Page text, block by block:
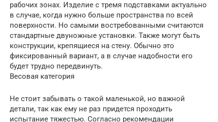
рабочих зонах. Изделие с тремя подставками актуально
в случае, когда нужно больше пространства по всей
поверхности. Но самыми востребованными считаются
стандартные двуножные установки. Также могут быть
конструкции, крепящиеся на стену. Обычно это
фиксированный вариант, а в случае надобности его
будет трудно передвинуть.
Весовая категория
Не стоит забывать о такой маленькой, но важной
детали, так как ему не раз придется проходить
испытание тяжестью. Согласно рекомендации